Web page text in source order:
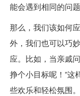
能会遇到相同的问题
那么，我们该如何
外，我们也可以巧
应。比如，当亲戚
挣个小目标呢！”这
些欢乐和轻松氛围。